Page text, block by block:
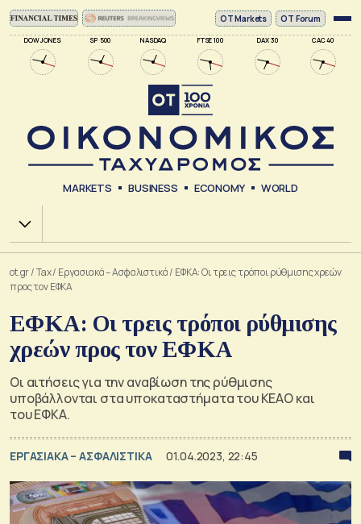
DOW JONES SP 500 NASDAQ FTSE 100 DAX 30 CAC 40
ΟΤ Markets OT Forum
MARKETS BUSINESS ECONOMY WORLD
Χ.Α.
ot.gr/Tax/ Εργασιακά – Ασφαλιστικά/ ΕΦΚΑ: Οι τρεις τρόποι ρύθμισης χρεών
προς τον ΕΦΚΑ
ΕΦΚΑ: Οι τρεις τρόποι ρύθμισης
χρεών προς τον ΕΦΚΑ
Οι αιτήσεις για την αναβίωση της ρύθμισης
υποβάλλονται στα υποκαταστήματα του ΚΕΑΟ και
του ΕΦΚΑ.
ΕΡΓΑΣΙΑΚΑ – ΑΣΦΑΛΙΣΤΙΚΑ 01.04.2023, 22:45